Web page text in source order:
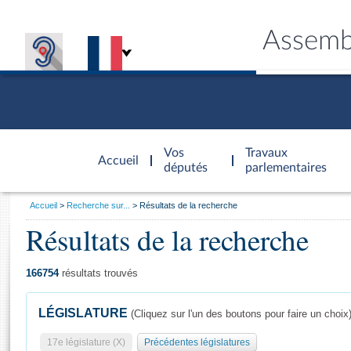
Accueil
d'accueil
Vos
députés
Travaux
parlementaires
Général
Vous
Accueil Recherche sur... Résultats de la recherche
Résultats de la recherche
166754résultats trouvés
LÉGISLATURE (Cliquez sur l'un des boutons pour faire un choix)
17e législature (X) Précédentes législatures